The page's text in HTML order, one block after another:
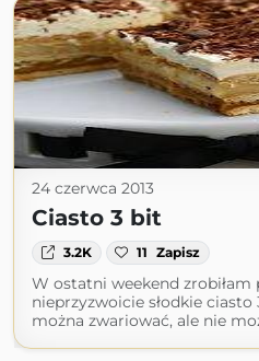
24 czerwca 2013
Ciasto 3 bit
3.2K 11 Zapisz
W ostatni weekend
nieprzyzwoicie słodkie ciasto
można zwariować, ale nie